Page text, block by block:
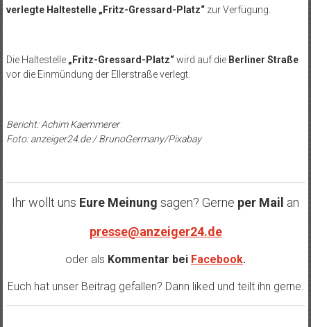
verlegte Haltestelle „Fritz-Gressard-Platz“zur Verfügung.
Die Haltestelle „Fritz-Gressard-Platz“wird auf die Berliner Straße
vor die Einmündung der Ellerstraße verlegt.
Bericht: Achim Kaemmerer
Foto: anzeiger24.de / BrunoGermany/Pixabay
Ihr wollt uns Eure Meinung sagen? Gerne per Mail an
presse@anzeiger24.de
oder als Kommentar bei Facebook.
Euch hat unser Beitrag gefallen? Dann liked und teilt ihn gerne.